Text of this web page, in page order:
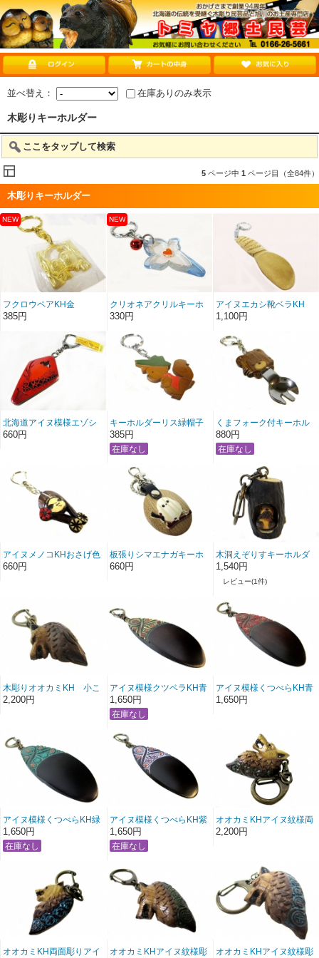
並べ替え： 在庫ありのみ表示
木彫りキーホルダー
ここをタップして検索
5 ページ中 1 ページ目（全84件）
木彫りキーホルダー
フクロウペアKH金
385円
クリオネアクリルキーホ
ルダー
330円
アイヌエカシ靴ベラKH
1,100円
北海道アイヌ模様エゾシ
カKH赤
660円
キーホルダーリス緑帽子
385円
くまフォーク付キーホル
ダー
880円
アイヌメノコKHおさげ色
付き
660円
板張りシマエナガキーホ
ルダー
660円
木洞えぞりすキーホルダ
ー
1,540円
レビュー(1件)
木彫りオオカミKH 小こ
げ茶
2,200円
アイヌ模様クツベラKH青
銅淡深緑
1,650円
アイヌ模様くつべらKH青
銅赤
1,650円
アイヌ模様くつべらKH緑
1,650円
アイヌ模様くつべらKH紫
1,650円
オオカミKHアイヌ紋様両
面彫りS緑
2,200円
オオカミKH両面彫りアイ
オオカミKHアイヌ紋様彫
オオカミKHアイヌ紋様彫